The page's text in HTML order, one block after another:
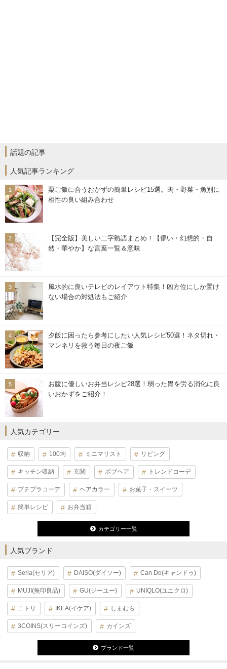
話題の記事
人気記事ランキング
栗ご飯に合うおかずの簡単レシピ15選。肉・野菜・魚別に
相性の良い組み合わせ
【完全版】美しい二字熟語まとめ！【儚い・幻想的・自
然・華やか】な言葉一覧＆意味
風水的に良いテレビのレイアウト特集！凶方位にしか置け
ない場合の対処法もご紹介
夕飯に困ったら参考にしたい人気レシピ50選！ネタ切れ・
マンネリを救う毎日の夜ご飯
お腹に優しいお弁当レシピ28選！弱った胃を労る消化に良
いおかずをご紹介！
人気カテゴリー
収納 100均 ミニマリスト リビング
キッチン収納 玄関 ボブヘア トレンドコーデ
プチプラコーデ ヘアカラー お菓子・スイーツ
簡単レシピ お弁当箱
カテゴリー一覧
人気ブランド
Seria(セリア) DAISO(ダイソー) Can Do(キャンドゥ)
MUJI(無印良品) GU(ジーユー) UNIQLO(ユニクロ)
ニトリ IKEA(イケア) しまむら
3COINS(スリーコインズ) カインズ
ブランド一覧